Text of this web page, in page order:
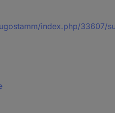
index.php/33607/